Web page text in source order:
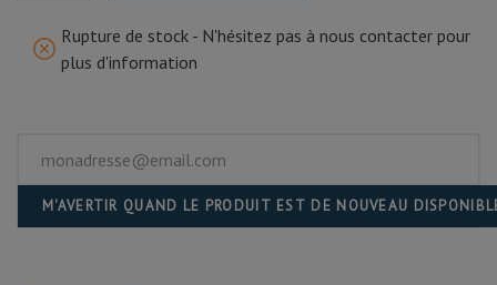
Rupture de stock - N'hésitez pas à nous contacter pour
plus d'information
M'AVERTIR QUAND LE PRODUIT EST DE NOUVEAU